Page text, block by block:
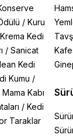
/ Kuru
Kedi
/ Sanicat
Kedi
Kumu /
Mama Kabı
/ Kedi
Taraklar